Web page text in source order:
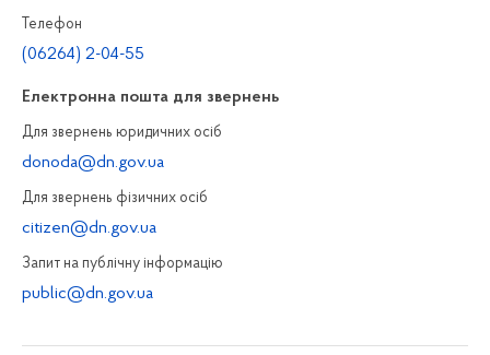
Телефон
(06264) 2-04-55
Електронна пошта для звернень
Для звернень юридичних осiб
donoda@dn.gov.ua
Для звернень фізичних осiб
citizen@dn.gov.ua
Запит на публiчну інформацiю
public@dn.gov.ua